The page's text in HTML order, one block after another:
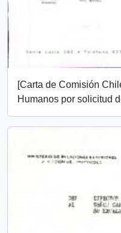
[Carta de Comisión
Humanos por solicitud